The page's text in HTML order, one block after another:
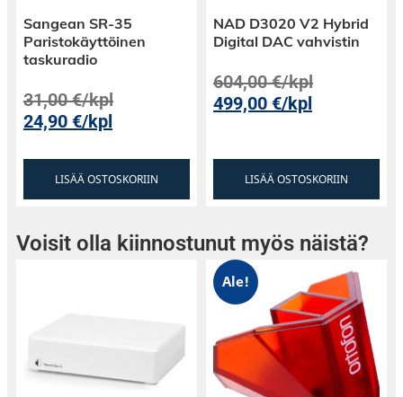
takaavat luotettavan ja häviöttömän yhteyden
kaiuttimien ja vahvistimen välillä. Liitinten
terminaalit on varustettu RC-teknologialla, joka
mahdollistaa tarkan diskantin säädön 1,5
desibelin välein.
Tason säätämisen avulla voit mukauttaa
kompakteja lattiakaiuttimia
kuuntelumieltymystesi mukaan tai korjata
hallintaan äänimaailma kanssamme ja koe
musiikki uudella tasolla Reference 1 -
Sangean SR-35
Paristokäyttöinen
taskuradio
31,00€/kpl
24,90€/kpl
LISÄÄ OSTOSKORIIN
NAD D3020 V2 Hybrid
Digital DAC vahvistin
604,00€/kpl
499,00€/kpl
LISÄÄ OSTOSKORIIN
Voisit olla kiinnostunut myös näistä?
Ale!